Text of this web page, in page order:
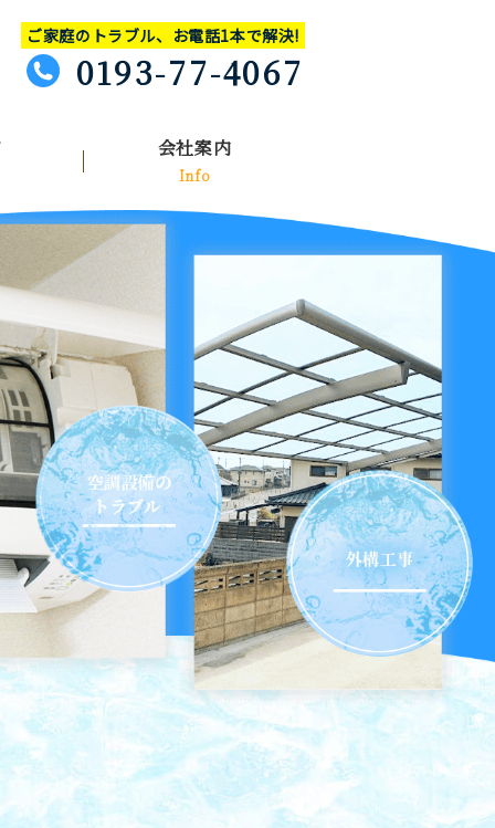
ご家庭のトラブル、お電話1本で解決!
0193-77-4067
会社案内
Info